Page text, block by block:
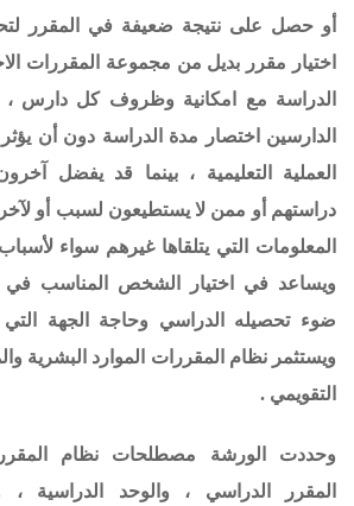
حصل على نتيجة ضعيفة في المقرر
مقرر بديل من مجموعة المقررات
مع امكانية وظروف كل دارس ، أذا
اختصار مدة الدراسة دون أن يؤثر
التعليمية ، بينما قد يفضل آخرون
أو ممن لا يستطيعون لسبب أو لآخر
التي يتلقاها غيرهم سواء لأسباب
في اختيار الشخص المناسب في
تحصيله الدراسي وحاجة الجهة التي
نظام المقررات الموارد البشرية
.
الورشة مصطلحات نظام المقررات
الدراسي ، والوحد الدراسية ،